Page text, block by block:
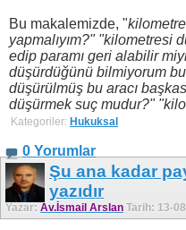
Bu makalemizde, "
yapmalıyım?" "kilometresi
edip paramı geri alabilir
düşürdüğünü bilmiyorum
düşürülmüş bu aracı
düşürmek suç mudur?"
Kategoriler: Hukuksal
0 Yorumlar
Şu ana kadar
yazıdır
Yazar: Av.İsmail Arslan Tarih: 13-